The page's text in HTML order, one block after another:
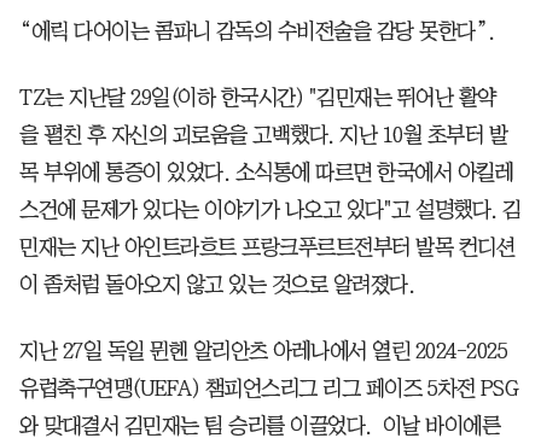
“에릭 다어이는 콤파니 감독의 수비전술을 감당 못한다”.
TZ는 지난달 29일(이하 한국시간) "김민재는 뛰어난 활약
을 펼친 후 자신의 괴로움을 고백했다. 지난 10월 초부터 발
목 부위에 통증이 있었다. 소식통에 따르면 한국에서 아킬레
스건에 문제가 있다는 이야기가 나오고 있다"고 설명했다. 김
민재는 지난 아인트라흐트 프랑크푸르트전부터 발목 컨디션
이 좀처럼 돌아오지 않고 있는 것으로 알려졌다.
지난 27일 독일 뮌헨 알리안츠 아레나에서 열린 2024-2025
유럽축구연맹(UEFA) 챔피언스리그 리그 페이즈 5차전 PSG
와 맞대결서 김민재는 팀 승리를 이끌었다. 이날 바이에른